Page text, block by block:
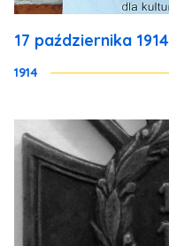
17 października 1914
1914